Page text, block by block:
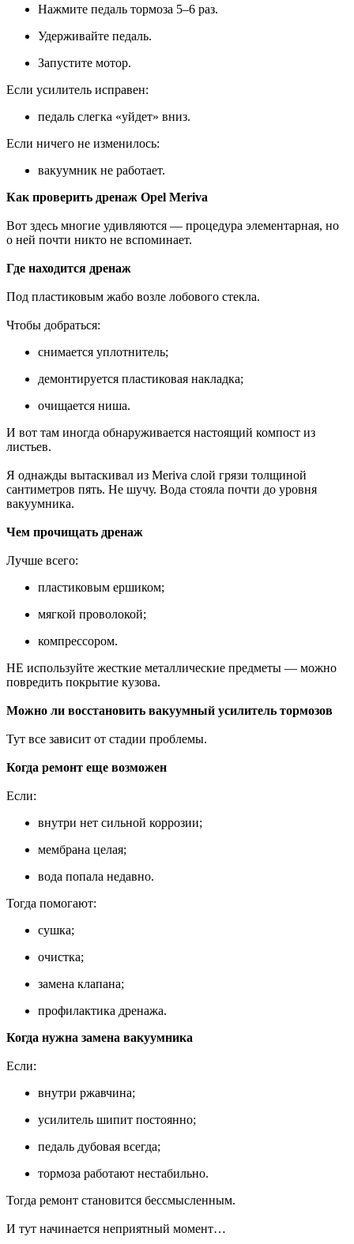
Нажмите педаль тормоза 5–6 раз.
Удерживайте педаль.
Запустите мотор.
Если усилитель исправен:
педаль слегка «уйдет» вниз.
Если ничего не изменилось:
вакуумник не работает.
Как проверить дренаж Opel Meriva
Вот здесь многие удивляются — процедура элементарная, но
о ней почти никто не вспоминает.
Где находится дренаж
Под пластиковым жабо возле лобового стекла.
Чтобы добраться:
снимается уплотнитель;
демонтируется пластиковая накладка;
очищается ниша.
И вот там иногда обнаруживается настоящий компост из
листьев.
Я однажды вытаскивал из Meriva слой грязи толщиной
сантиметров пять. Не шучу. Вода стояла почти до уровня
вакуумника.
Чем прочищать дренаж
Лучше всего:
пластиковым ершиком;
мягкой проволокой;
компрессором.
НЕ используйте жесткие металлические предметы — можно
повредить покрытие кузова.
Можно ли восстановить вакуумный усилитель тормозов
Тут все зависит от стадии проблемы.
Когда ремонт еще возможен
Если:
внутри нет сильной коррозии;
мембрана целая;
вода попала недавно.
Тогда помогают:
сушка;
очистка;
замена клапана;
профилактика дренажа.
Когда нужна замена вакуумника
Если:
внутри ржавчина;
усилитель шипит постоянно;
педаль дубовая всегда;
тормоза работают нестабильно.
Тогда ремонт становится бессмысленным.
И тут начинается неприятный момент…